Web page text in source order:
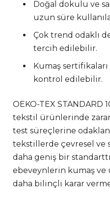
Doğal dokulu ve
uzun süre
Çok trend odaklı
tercih edilebilir.
Kumaş
kontrol edilebilir.
OEKO-TEX
tekstil ürünlerinde
test süreçlerine
tekstillerde çevresel ve
daha geniş bir
ebeveynlerin kumaş
daha bilinçli karar